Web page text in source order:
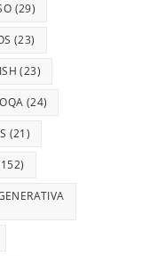
(29)
(23)
(23)
(24)
(21)